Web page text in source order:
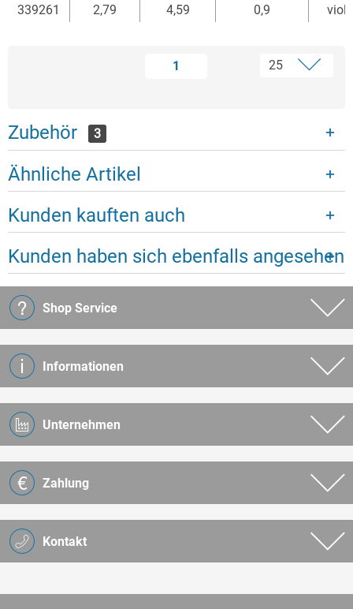
339261
2,79 4,59 0,9
1
Zubehör 3
Ähnliche Artikel
Kunden kauften auch
Kunden haben sich ebenfalls angesehen
Kontakt
Shop Service
Informationen
Unternehmen
Zahlung